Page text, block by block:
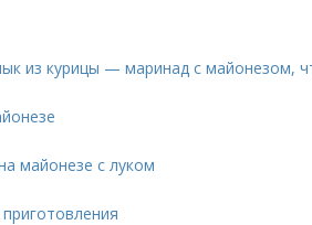
из курицы — маринад с майонезом,
майонезе с луком